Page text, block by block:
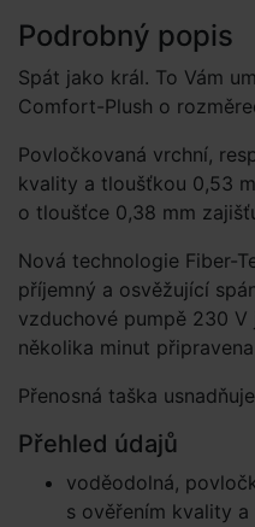
Podrobný popis
Spát jako král. To Vám
Comfort-Plush o
Povločkovaná vrchní,
kvality a tloušťkou 0,53
o tloušťce 0,38 mm
Nová technologie Fiber-
příjemný a osvěžující
vzduchové pumpě 230
několika minut
Přenosná taška
Přehled údajů
voděodolná,
s ověřením kvality